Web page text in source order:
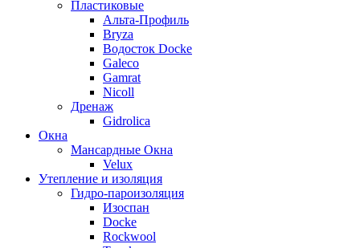
Пластиковые
Альта-Профиль
Bryza
Водосток Docke
Galeco
Gamrat
Nicoll
Дренаж
Gidrolica
Окна
Мансардные Окна
Velux
Утепление и изоляция
Гидро-пароизоляция
Изоспан
Docke
Rockwool